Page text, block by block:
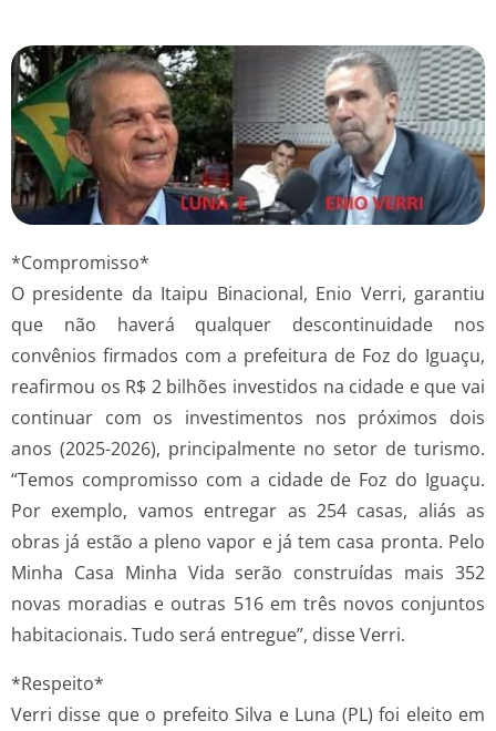
*Compromisso*
O presidente da Itaipu Binacional, Enio Verri, garantiu
que não haverá qualquer descontinuidade nos
convênios firmados com a prefeitura de Foz do Iguaçu,
reafirmou os R$ 2 bilhões investidos na cidade e que vai
continuar com os investimentos nos próximos dois
anos (2025-2026), principalmente no setor de turismo.
“Temos compromisso com a cidade de Foz do Iguaçu.
Por exemplo, vamos entregar as 254 casas, aliás as
obras já estão a pleno vapor e já tem casa pronta. Pelo
Minha Casa Minha Vida serão construídas mais 352
novas moradias e outras 516 em três novos conjuntos
habitacionais. Tudo será entregue”, disse Verri.
*Respeito*
Verri disse que o prefeito Silva e Luna (PL) foi eleito em